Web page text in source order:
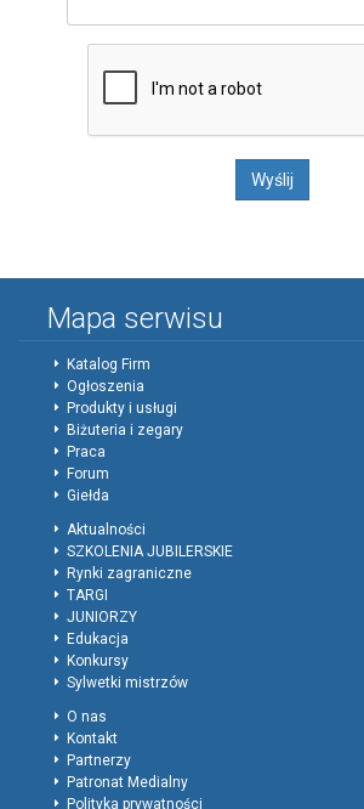
Mapa serwisu
Katalog Firm
Ogłoszenia
Produkty i usługi
Biżuteria i zegary
Praca
Forum
Giełda
Aktualności
SZKOLENIA JUBILERSKIE
Rynki zagraniczne
TARGI
JUNIORZY
Edukacja
Konkursy
Sylwetki mistrzów
O nas
Kontakt
Partnerzy
Patronat Medialny
Polityka prywatności